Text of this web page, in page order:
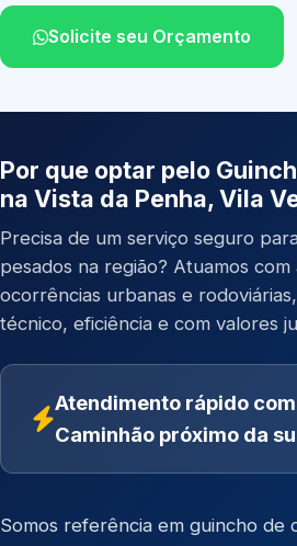
Solicite seu Orçamento
Por que optar pelo
na Vista da Penha, Vila
Precisa de um serviço seguro
pesados na região? Atuamos com
ocorrências urbanas e
técnico, eficiência e com valores
Atendimento rápido
Caminhão próximo da
Somos referência em guincho de